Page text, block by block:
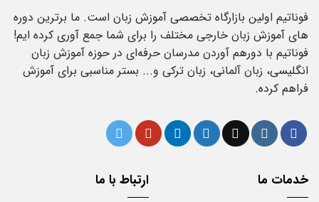
فوناتیم اولین بازارگاه تخصصی آموزش زبان است. ما برترین دوره
های آموزش زبان خارجی مختلف را برای شما جمع آوری کرده ایم!
فوناتیم با دورهم آوردن مدرسان حرفه‌ای در حوزه آموزش زبان
انگلیسی، زبان آلمانی، زبان ترکی و... بستر مناسبی برای آموزش
فراهم کرده.
خدمات ما
ارتباط با ما